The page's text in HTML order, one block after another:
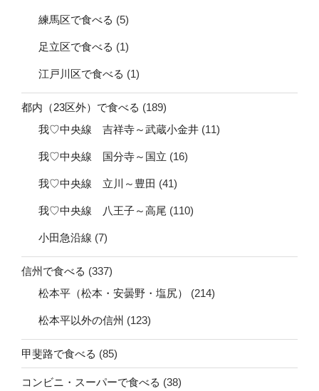
練馬区で食べる (5)
足立区で食べる (1)
江戸川区で食べる (1)
都内（23区外）で食べる (189)
我♡中央線 吉祥寺～武蔵小金井 (11)
我♡中央線 国分寺～国立 (16)
我♡中央線 立川～豊田 (41)
我♡中央線 八王子～高尾 (110)
小田急沿線 (7)
信州で食べる (337)
松本平（松本・安曇野・塩尻）
(214)
松本平以外の信州 (123)
甲斐路で食べる (85)
コンビニ・スーパーで食べる (38)